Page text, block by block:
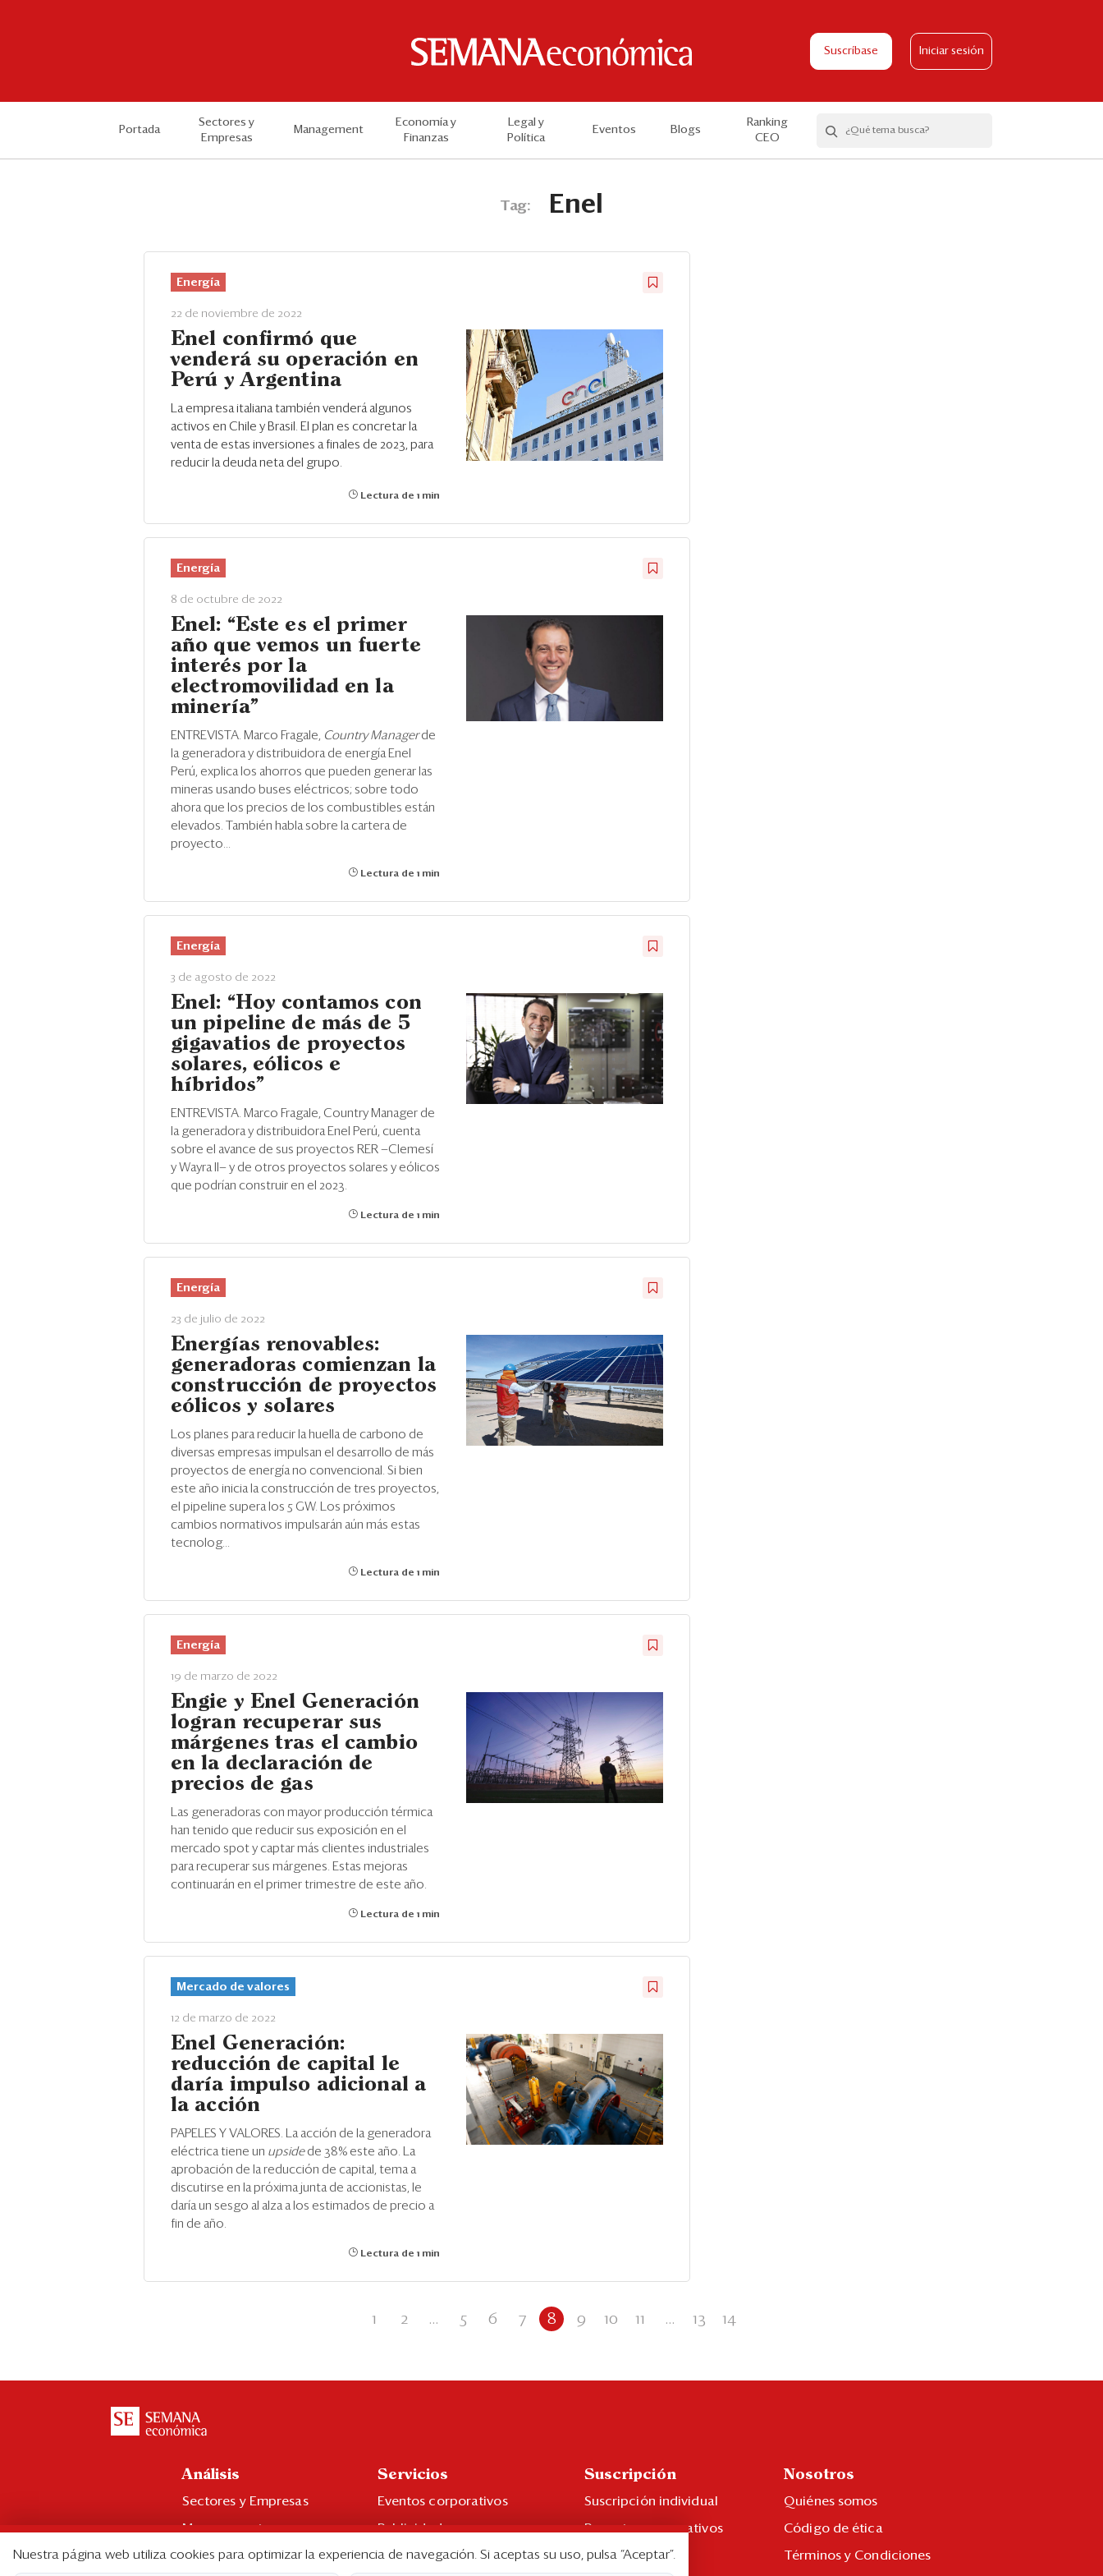
Suscríbase Iniciar sesión
Portada
Sectores y
Empresas
Management
Economía y
Finanzas
Legal y
Política
Eventos Blogs
Ranking
CEO
Tag: Enel
Energía
22 de noviembre de 2022
Enel confirmó que
venderá su operación en
Perú y Argentina
La empresa italiana también venderá algunos
activos en Chile y Brasil. El plan es concretar la
venta de estas inversiones a finales de 2023, para
reducir la deuda neta del grupo.
Lectura de 1 min
Energía
8 de octubre de 2022
Enel: “Este es el primer
año que vemos un fuerte
interés por la
electromovilidad en la
minería”
ENTREVISTA. Marco Fragale, Country Managerde
la generadora y distribuidora de energía Enel
Perú, explica los ahorros que pueden generar las
mineras usando buses eléctricos; sobre todo
ahora que los precios de los combustibles están
elevados. También habla sobre la cartera de
proyecto...
Lectura de 1 min
Energía
3 de agosto de 2022
Enel: “Hoy contamos con
un pipeline de más de 5
gigavatios de proyectos
solares, eólicos e
híbridos”
ENTREVISTA. Marco Fragale, Country Manager de
la generadora y distribuidora Enel Perú, cuenta
sobre el avance de sus proyectos RER —Clemesí
y Wayra II— y de otros proyectos solares y eólicos
que podrían construir en el 2023.
Lectura de 1 min
Energía
23 de julio de 2022
Energías renovables:
generadoras comienzan la
construcción de proyectos
eólicos y solares
Los planes para reducir la huella de carbono de
diversas empresas impulsan el desarrollo de más
proyectos de energía no convencional. Si bien
este año inicia la construcción de tres proyectos,
el pipeline supera los 5 GW. Los próximos
cambios normativos impulsarán aún más estas
tecnolog...
Lectura de 1 min
Energía
19 de marzo de 2022
Engie y Enel Generación
logran recuperar sus
márgenes tras el cambio
en la declaración de
precios de gas
Las generadoras con mayor producción térmica
han tenido que reducir sus exposición en el
mercado spot y captar más clientes industriales
para recuperar sus márgenes. Estas mejoras
continuarán en el primer trimestre de este año.
Lectura de 1 min
Mercado de valores
12 de marzo de 2022
Enel Generación:
reducción de capital le
daría impulso adicional a
la acción
PAPELES Y VALORES. La acción de la generadora
eléctrica tiene un upside de 38% este año. La
aprobación de la reducción de capital, tema a
discutirse en la próxima junta de accionistas, le
daría un sesgo al alza a los estimados de precio a
fin de año.
Lectura de 1 min
1 2 ... 5 6 7 8 9 10 11 ... 13 14
Análisis
Sectores y Empresas
Management
Economía y Finanzas
Servicios
Eventos corporativos
Publicidad
Contáctenos
Suscripción
Suscripción individual
Paquetes corporativos
Edición Impresa
Nosotros
Quiénes somos
Código de ética
Términos y Condiciones
Nuestra página web utiliza cookies para optimizar la experiencia de navegación. Si aceptas su uso, pulsa “Aceptar”.